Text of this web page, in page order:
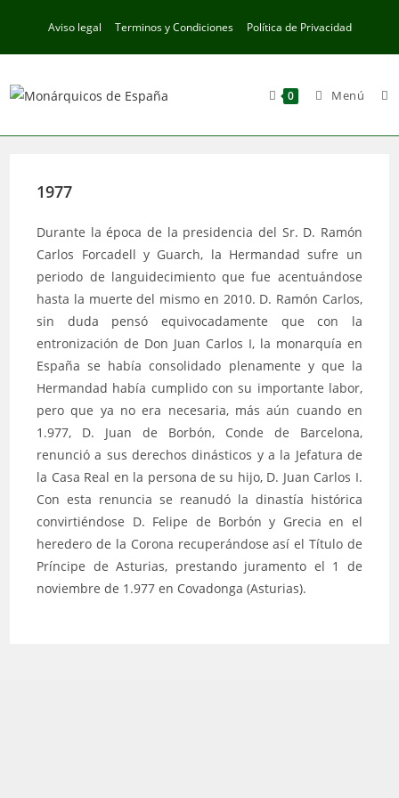
contenido
Aviso legal Terminos y Condiciones Política de Privacidad
0 Menú
1977
Durante la época de la presidencia del Sr. D. Ramón
Carlos Forcadell y Guarch, la Hermandad sufre un
periodo de languidecimiento que fue acentuándose
hasta la muerte del mismo en 2010. D. Ramón Carlos,
sin duda pensó equivocadamente que con la
entronización de Don Juan Carlos I, la monarquía en
España se había consolidado plenamente y que la
Hermandad había cumplido con su importante labor,
pero que ya no era necesaria, más aún cuando en
1.977, D. Juan de Borbón, Conde de Barcelona,
renunció a sus derechos dinásticos y a la Jefatura de
la Casa Real en la persona de su hijo, D. Juan Carlos I.
Con esta renuncia se reanudó la dinastía histórica
convirtiéndose D. Felipe de Borbón y Grecia en el
heredero de la Corona recuperándose así el Título de
Príncipe de Asturias, prestando juramento el 1 de
noviembre de 1.977 en Covadonga (Asturias).